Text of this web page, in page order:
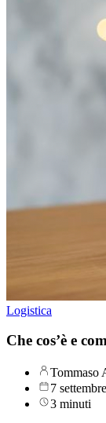
Logistica
Che cos’è e
Tommaso
7
3 minuti